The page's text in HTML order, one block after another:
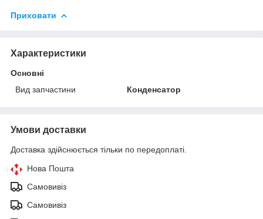
Приховати
Характеристики
Основні
Вид запчастини
Конденсатор
Умови доставки
Доставка здійснюється тільки по передоплаті.
Нова Пошта
Самовивіз
Самовивіз